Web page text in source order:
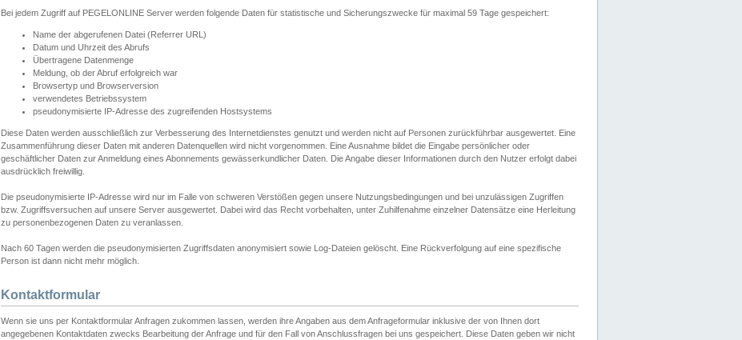
Bei jedem Zugriff auf PEGELONLINE Server werden folgende Daten für statistische und Sicherungszwecke für maximal 59 Tage gespeichert:
Name der abgerufenen Datei (Referrer URL)
Datum und Uhrzeit des Abrufs
Übertragene Datenmenge
Meldung, ob der Abruf erfolgreich war
Browsertyp und Browserversion
verwendetes Betriebssystem
pseudonymisierte IP-Adresse des zugreifenden Hostsystems
Diese Daten werden ausschließlich zur Verbesserung des Internetdienstes genutzt und werden nicht auf Personen zurückführbar ausgewertet. Eine
Zusammenführung dieser Daten mit anderen Datenquellen wird nicht vorgenommen. Eine Ausnahme bildet die Eingabe persönlicher oder
geschäftlicher Daten zur Anmeldung eines Abonnements gewässerkundlicher Daten. Die Angabe dieser Informationen durch den Nutzer erfolgt dabei
ausdrücklich freiwillig.
Die pseudonymisierte IP-Adresse wird nur im Falle von schweren Verstößen gegen unsere Nutzungsbedingungen und bei unzulässigen Zugriffen
bzw. Zugriffsversuchen auf unsere Server ausgewertet. Dabei wird das Recht vorbehalten, unter Zuhilfenahme einzelner Datensätze eine Herleitung
zu personenbezogenen Daten zu veranlassen.
Nach 60 Tagen werden die pseudonymisierten Zugriffsdaten anonymisiert sowie Log-Dateien gelöscht. Eine Rückverfolgung auf eine spezifische
Person ist dann nicht mehr möglich.
Kontaktformular
Wenn sie uns per Kontaktformular Anfragen zukommen lassen, werden ihre Angaben aus dem Anfrageformular inklusive der von Ihnen dort
angegebenen Kontaktdaten zwecks Bearbeitung der Anfrage und für den Fall von Anschlussfragen bei uns gespeichert. Diese Daten geben wir nicht